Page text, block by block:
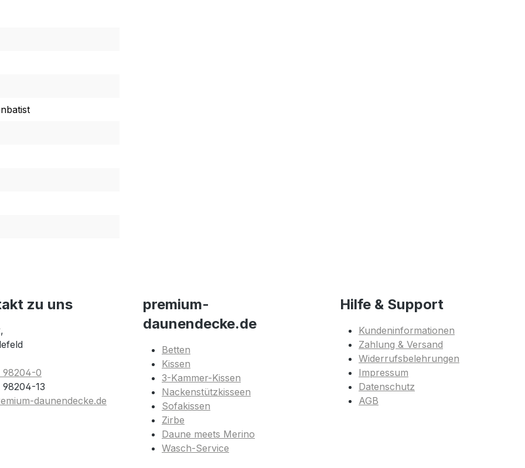
zu uns
98204-0
98204-13
daunendecke.de
premium-
daunendecke.de
Betten
Kissen
3-Kammer-Kissen
Nackenstützkisseen
Sofakissen
Zirbe
Daune meets Merino
Wasch-Service
Hilfe & Support
Kundeninformationen
Zahlung & Versand
Widerrufsbelehrungen
Impressum
Datenschutz
AGB